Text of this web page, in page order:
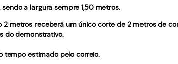
a largura sempre 1,50 metros.
metros receberá um único corte de 2 metros de
do demonstrativo.
tempo estimado pelo correio.